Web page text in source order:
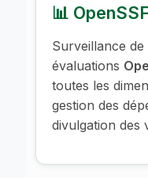
📊
Surveillance
évaluations
toutes les
gestion des
divulgation des